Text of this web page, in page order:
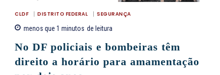
CLDF DISTRITO FEDERAL SEGURANÇA
menos que 1 minutos de leitura
No DF policiais e bombeiras têm
direito a horário para amamentação